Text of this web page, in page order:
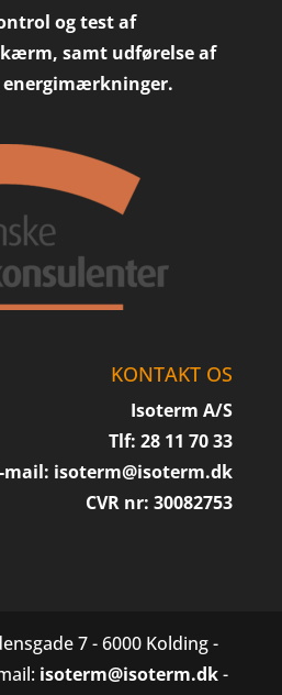
og test af
samt udførelse af
KONTAKT OS
Isoterm A/S
Tlf: 28 11 70 33
mail: isoterm@isoterm.dk
CVR nr: 30082753
7 - 6000 Kolding -
isoterm@isoterm.dk-